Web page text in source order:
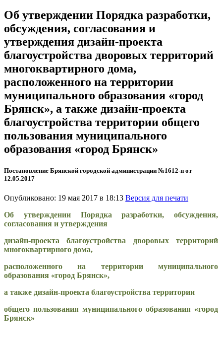
Об утверждении Порядка разработки,
обсуждения, согласования и
утверждения дизайн-проекта
благоустройства дворовых территорий
многоквартирного дома,
расположенного на территории
муниципального образования «город
Брянск», а также дизайн-проекта
благоустройства территории общего
пользования муниципального
образования «город Брянск»
Постановление Брянской городской администрации №1612-п от
12.05.2017
Опубликовано: 19 мая 2017 в 18:13 Версия для печати
Об утверждении Порядка разработки, обсуждения,
согласования и утверждения
дизайн-проекта благоустройства дворовых территорий
многоквартирного дома,
расположенного на территории муниципального
образования «город Брянск»,
а также дизайн-проекта благоустройства территории
общего пользования муниципального образования «город
Брянск»